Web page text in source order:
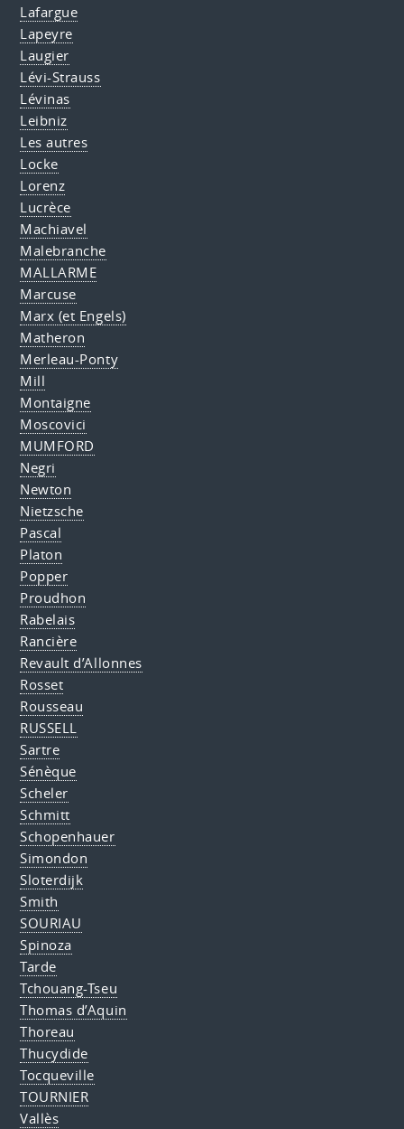
Lafargue
Lapeyre
Laugier
Lévi-Strauss
Lévinas
Leibniz
Les autres
Locke
Lorenz
Lucrèce
Machiavel
Malebranche
MALLARME
Marcuse
Marx (et Engels)
Matheron
Merleau-Ponty
Mill
Montaigne
Moscovici
MUMFORD
Negri
Newton
Nietzsche
Pascal
Platon
Popper
Proudhon
Rabelais
Rancière
Revault d’Allonnes
Rosset
Rousseau
RUSSELL
Sartre
Sénèque
Scheler
Schmitt
Schopenhauer
Simondon
Sloterdijk
Smith
SOURIAU
Spinoza
Tarde
Tchouang-Tseu
Thomas d’Aquin
Thoreau
Thucydide
Tocqueville
TOURNIER
Vallès